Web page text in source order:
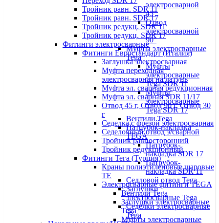
Тройник равн. SDR 11
Тройник равн. SDR 17
Тройник редукц. SDR 11
Тройник редукц. SDR 17
Фитинги электросварные
Фитинги Евростандарт (Италия)
Заглушка электросварная
Муфта переходная
электросварная на латунь
Муфта эл. cварная редукционная
Муфта эл. сварная SDR 11/17
Отвод 45 г, Отвод 90 г, Отвод 30
г
Седелка с фрезой электросварная
Седелочный отвод э/сварной
Тройник равносторонний
Тройник редукционный
Фитинги Тега (Турция)
Краны полиэтиленовые шаровые
TE
Электросварные фитинги TEGA
Вентили Tega
Заглушки электросварные
Tega
Муфты электросварные
электросварной
45°
Отвод
электросварной
90°
Муфты электросварные
Tega
Муфты
электросварные
Tega SDR 11
Муфты
электросварные
Tega SDR 17
Вентили Tega
Патрубок-накладка
TEGA
Патрубок-
накладка SDR 17
Патрубок-
накладка SDR 11
Седловой отвод Tega
Заглушки
электросварные Tega
Седелки электросварные
Tega